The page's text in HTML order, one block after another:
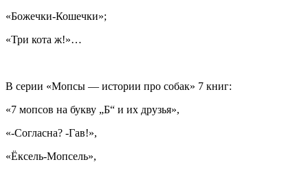
«Божечки-Кошечки»;
«Три кота ж!»…
В серии «Мопсы — истории про собак» 7 книг:
«7 мопсов на букву „Б“ и их друзья»,
«-Согласна? -Гав!»,
«Ёксель-Мопсель»,